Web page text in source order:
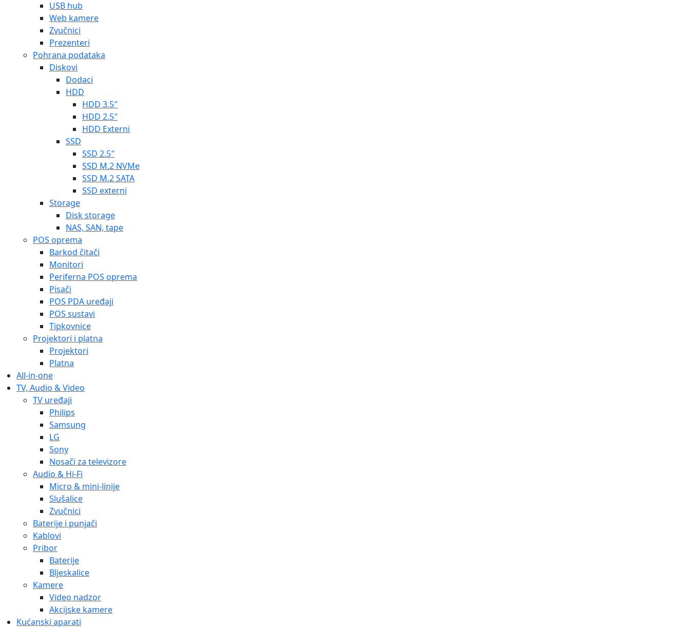
USB hub
Web kamere
Zvučnici
Prezenteri
Pohrana podataka
Diskovi
Dodaci
HDD
HDD 3.5″
HDD 2.5″
HDD Externi
SSD
SSD 2.5″
SSD M.2 NVMe
SSD M.2 SATA
SSD externi
Storage
Disk storage
NAS, SAN, tape
POS oprema
Barkod čitači
Monitori
Periferna POS oprema
Pisači
POS PDA uređaji
POS sustavi
Tipkovnice
Projektori i platna
Projektori
Platna
All-in-one
TV, Audio & Video
TV uređaji
Philips
Samsung
LG
Sony
Nosači za televizore
Audio & Hi-Fi
Micro & mini-linije
Slušalice
Zvučnici
Baterije i punjači
Kablovi
Pribor
Baterije
Bljeskalice
Kamere
Video nadzor
Akcijske kamere
Kućanski aparati